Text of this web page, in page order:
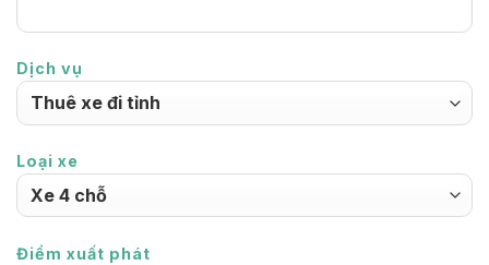
Dịch vụ
Loại xe
Điểm xuất phát